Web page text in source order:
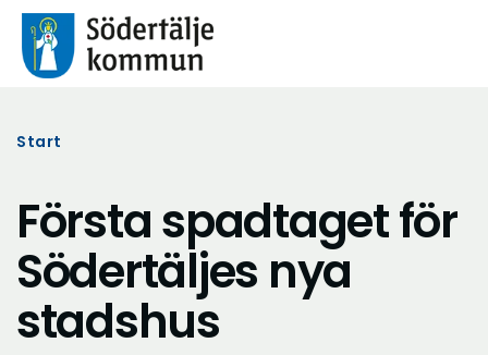
Start
Första spadtaget för
Södertäljes nya
stadshus